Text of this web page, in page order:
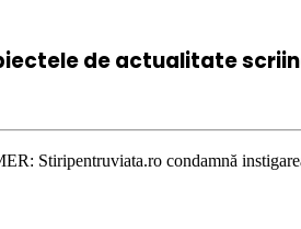
de actualitate
condamnă instigarea la ură şi